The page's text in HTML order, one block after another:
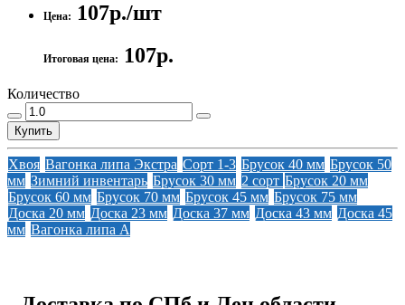
Цена: 107р./шт
Итоговая цена: 107р.
Количество
Купить
Хвоя Вагонка липа Экстра Сорт 1-3 Брусок 40 мм Брусок 50
мм Зимний инвентарь Брусок 30 мм 2 сорт Брусок 20 мм
Брусок 60 мм Брусок 70 мм Брусок 45 мм Брусок 75 мм
Доска 20 мм Доска 23 мм Доска 37 мм Доска 43 мм Доска 45
мм Вагонка липа А